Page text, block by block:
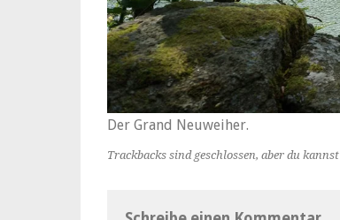
Der Grand Neuweiher.
Trackbacks sind geschlossen, aber du kannst